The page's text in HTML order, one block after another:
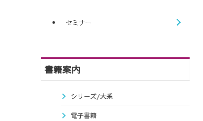
セミナー
書籍案内
シリーズ/大系
電子書籍